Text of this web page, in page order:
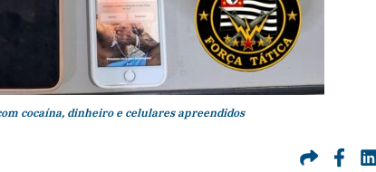
cocaína, dinheiro e celulares apreendidos